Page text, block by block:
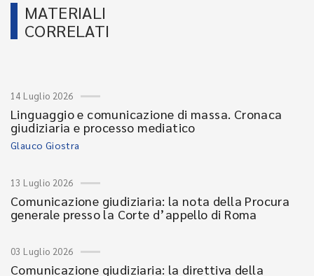
MATERIALI
CORRELATI
14 Luglio 2026
Linguaggio e comunicazione di massa. Cronaca
giudiziaria e processo mediatico
Glauco Giostra
13 Luglio 2026
Comunicazione giudiziaria: la nota della Procura
generale presso la Corte d’appello di Roma
03 Luglio 2026
Comunicazione giudiziaria: la direttiva della